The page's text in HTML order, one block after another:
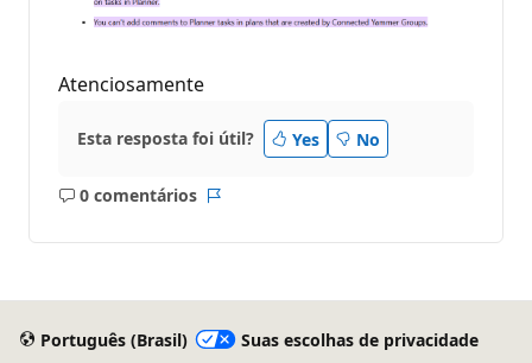
Atenciosamente
Esta resposta foi útil? Yes No
0 comentários
Sem
Português (Brasil) Suas escolhas de privacidade